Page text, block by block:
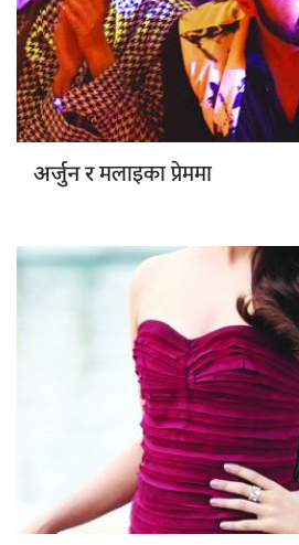
अर्जुन रमलाइका प्रेममा